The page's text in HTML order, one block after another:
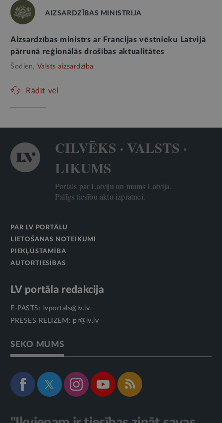
AIZSARDZĪBAS MINISTRIJA
Aizsardzības ministrs ar Francijas vēstnieku Latvijā
pārrunā reģionālās drošības aktualitātes
Šodien, Valsts aizsardzība
Rādīt vēl
CILVĒKS · VALSTS ·
LIKUMS
Portāls par Latviju un mums Latvijā.
Palīgs tiesību aktu izpratnei.
PAR LV PORTĀLU
LIETOŠANAS NOTEIKUMI
PIEKĻŪSTAMĪBA
AUTORTIESĪBAS
LV portāla redakcija
E-PASTS:
lvportals@lv.lv
PRESES RELĪZĒM: pr@lv.lv
SEKO MUMS